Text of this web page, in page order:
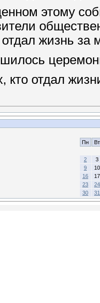
этому
жизнь за
кто отдал
Пн Вт
2
3
9
10
16
17
23
24
30
31